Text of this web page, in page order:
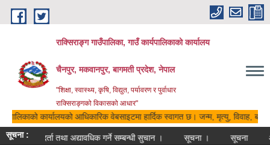
Skip to main content
राक्सिराङ्ग गाउँपालिका, गाउँ कार्यपालिकाको कार्यालय
चैनपुर, मकवानपुर, बागमती प्रदेश, नेपाल
"शिक्षा, स्वास्थ्य, कृषि, विद्युत, पर्यावरण र पुर्वाधार
राक्सिराङ्गको विकासको आधार"
कार्यालयको आधिकारिक वेबसाइटमा हार्दिक स्वागत छ। जन्म, मृत्यु, विवाह,
सूचना :सूचीमा दर्ता तथा अद्यावधिक गर्ने सम्बन्धी सुचान । सूचना । सूचना